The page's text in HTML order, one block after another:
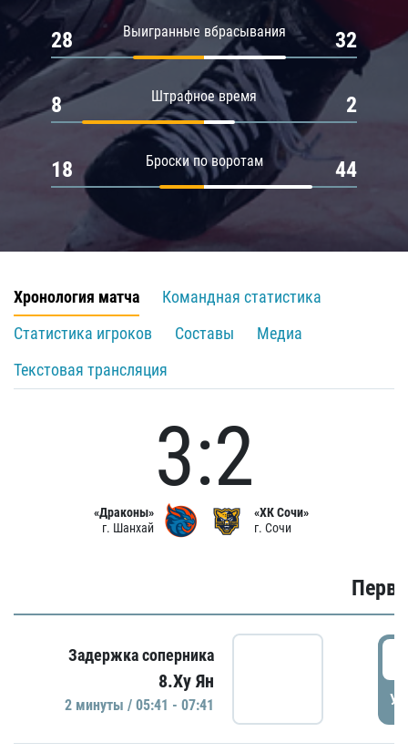
Выигранные вбрасывания
28 32
Штрафное время
8 2
Броски по воротам
18 44
Хронология матча
Командная статистика
Статистика игроков
Составы
Медиа
Текстовая трансляция
«Драконы»
г. Шанхай
3:2
«ХК Сочи»
г. Сочи
Задержка соперника
8.Ху Ян
2 минуты / 05:41 - 07:41